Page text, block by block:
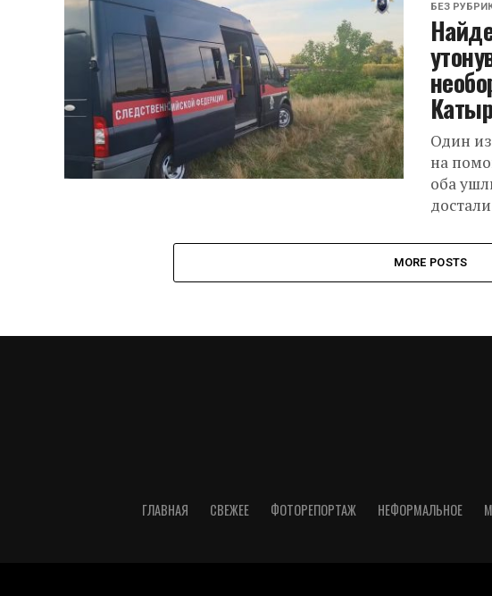
БЕЗ
Один
на
оба
MORE POSTS
ГЛАВНАЯ СВЕЖЕЕ ФОТОРЕПОРТАЖ НЕФОРМАЛЬНОЕ